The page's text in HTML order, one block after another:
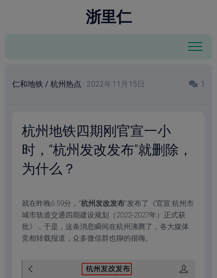
浙里仁
仁和地铁 / 杭州热点 · 2022年11月15日 1
杭州地铁四期刚官宣一小
时，“杭州发改发布”就删除，
为什么？
就在昨晚6:59分，“杭州发改发布”发布了《官宣:杭州市
城市轨道交通四期建设规划（2022-2027年）正式获
批》，于是，这条消息瞬间在杭州沸腾了，各大媒体
竞相转载报道，众多微信群也聊的很嗨。